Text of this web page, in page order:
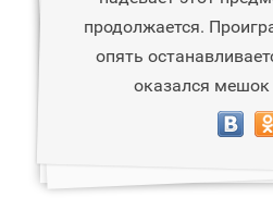
продолжается.
опять
оказался